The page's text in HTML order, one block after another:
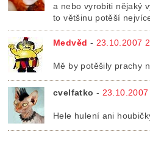
a nebo vyrobiti nějaký
to většinu potěší
Medvěd - 23.10.2007
Mě by potěšily prachy
cvelfatko -
Hele hulení ani